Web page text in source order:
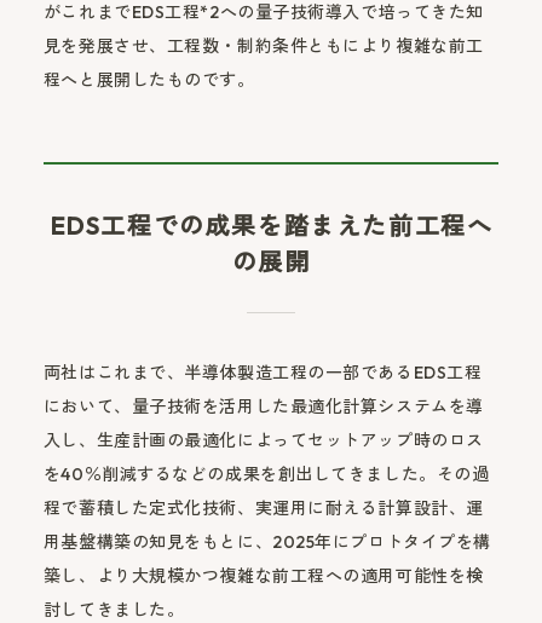
がこれまでEDS工程*2への量子技術導入で培ってきた知
見を発展させ、工程数・制約条件ともにより複雑な前工
程へと展開したものです。
EDS工程での成果を踏まえた前工程へ
の展開
両社はこれまで、半導体製造工程の一部であるEDS工程
において、量子技術を活用した最適化計算システムを導
入し、生産計画の最適化によってセットアップ時のロス
を40％削減するなどの成果を創出してきました。その過
程で蓄積した定式化技術、実運用に耐える計算設計、運
用基盤構築の知見をもとに、2025年にプロトタイプを構
築し、より大規模かつ複雑な前工程への適用可能性を検
討してきました。